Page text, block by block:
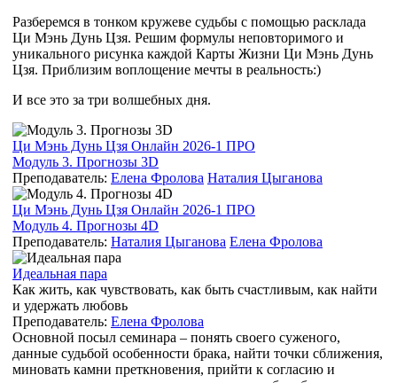
Разберемся в тонком кружеве судьбы с помощью расклада
Ци Мэнь Дунь Цзя. Решим формулы неповторимого и
уникального рисунка каждой Карты Жизни Ци Мэнь Дунь
Цзя. Приблизим воплощение мечты в реальность:)
И все это за три волшебных дня.
Ци Мэнь Дунь Цзя Онлайн 2026-1 ПРО
Модуль 3. Прогнозы 3D
Преподаватель: Елена Фролова Наталия Цыганова
Ци Мэнь Дунь Цзя Онлайн 2026-1 ПРО
Модуль 4. Прогнозы 4D
Преподаватель: Наталия Цыганова Елена Фролова
Идеальная пара
Как жить, как чувствовать, как быть счастливым, как найти
и удержать любовь
Преподаватель: Елена Фролова
Основной посыл семинара – понять своего суженого,
данные судьбой особенности брака, найти точки сближения,
миновать камни преткновения, прийти к согласию и